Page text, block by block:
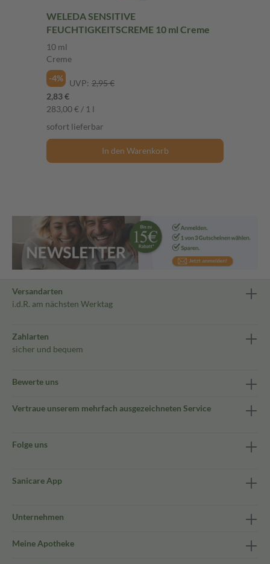
WELEDA SENSITIVE
FEUCHTIGKEITSCREME 10 ml Creme
10 ml
Creme
-4%
UVP: 2,95 €
2,83 €
283,00 € / 1 l
sofort lieferbar
In den Warenkorb
Versandarten
i.d.R. am nächsten Werktag
Zahlarten
sicher und bequem
Bewerte uns
Vertraue unserem mehrfach ausgezeichneten Service
Folge uns
Sanicare App
Unternehmen
Meine Apotheke